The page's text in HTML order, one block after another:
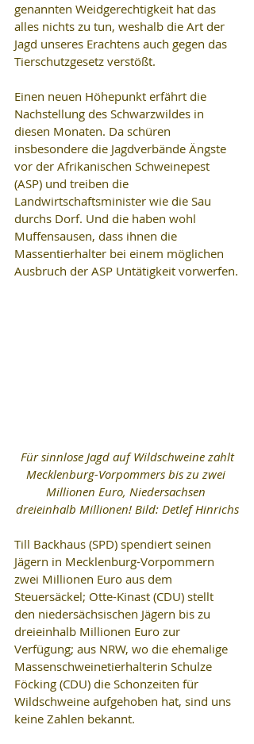
genannten Weidgerechtigkeit hat das
alles nichts zu tun, weshalb die Art der
Jagd unseres Erachtens auch gegen das
Tierschutzgesetz verstößt.
Einen neuen Höhepunkt erfährt die
Nachstellung des Schwarzwildes in
diesen Monaten. Da schüren
insbesondere die Jagdverbände Ängste
vor der Afrikanischen Schweinepest
(ASP) und treiben die
Landwirtschaftsminister wie die Sau
durchs Dorf. Und die haben wohl
Muffensausen, dass ihnen die
Massentierhalter bei einem möglichen
Ausbruch der ASP Untätigkeit vorwerfen.
Mecklenburg-Vorpommers bis zu zwei
Millionen Euro, Niedersachsen
dreieinhalb Millionen! Bild: Detlef Hinrichs
Till Backhaus (SPD) spendiert seinen
Jägern in Mecklenburg-Vorpommern
zwei Millionen Euro aus dem
Steuersäckel; Otte-Kinast (CDU) stellt
den niedersächsischen Jägern bis zu
dreieinhalb Millionen Euro zur
Verfügung; aus NRW, wo die ehemalige
Massenschweinetierhalterin Schulze
Föcking (CDU) die Schonzeiten für
Wildschweine aufgehoben hat, sind uns
keine Zahlen bekannt.